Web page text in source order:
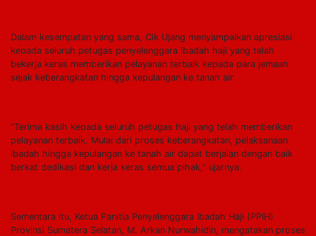
Dalam kesempatan yang sama, Cik Ujang menyampaikan apresiasi
kepada seluruh petugas penyelenggara ibadah haji yang telah
bekerja keras memberikan pelayanan terbaik kepada para jemaah
sejak keberangkatan hingga kepulangan ke tanah air.
“Terima kasih kepada seluruh petugas haji yang telah memberikan
pelayanan terbaik. Mulai dari proses keberangkatan, pelaksanaan
ibadah hingga kepulangan ke tanah air dapat berjalan dengan baik
berkat dedikasi dan kerja keras semua pihak,” ujarnya.
Sementara itu, Ketua Panitia Penyelenggara Ibadah Haji (PPIH)
Provinsi Sumatera Selatan, M. Arkan Nurwahidin, mengatakan proses